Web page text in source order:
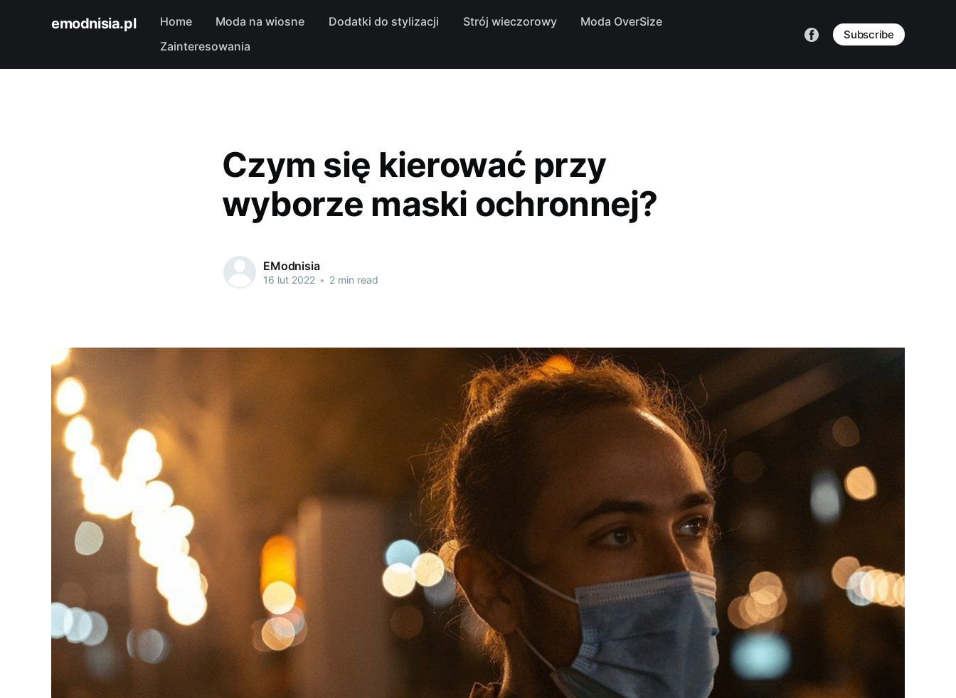
emodnisia.pl Home Moda na wiosne Dodatki do stylizacji Strój wieczorowy
Moda OverSize
Zainteresowania
Subscribe
Czym się kierować przy
wyborze maski ochronnej?
EModnisia
16 lut 2022 • 2 min read